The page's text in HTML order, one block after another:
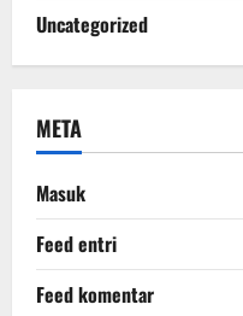
Uncategorized
META
Masuk
Feed entri
Feed komentar